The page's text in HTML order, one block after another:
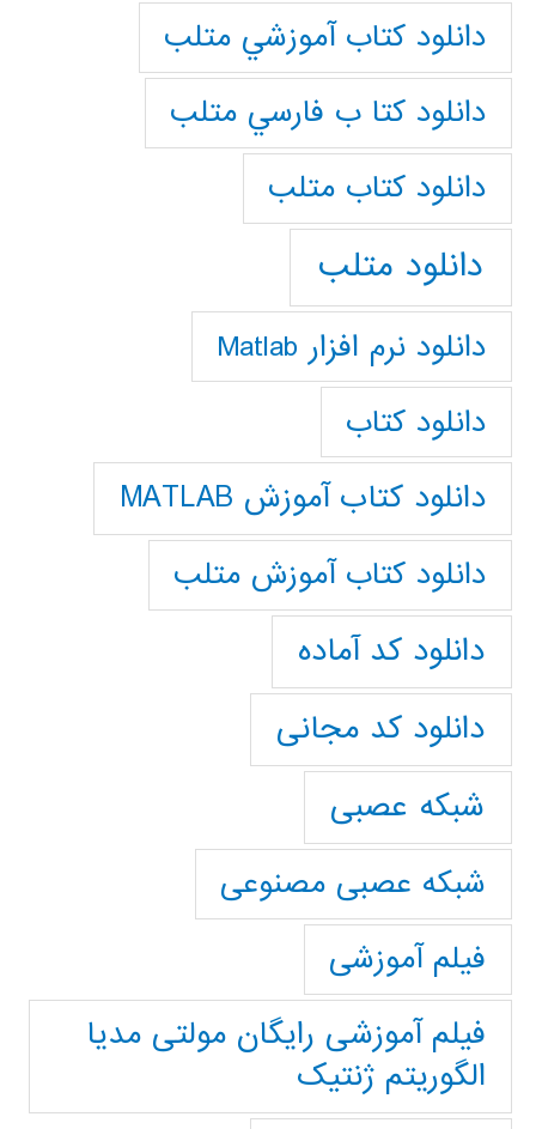
دانلود كتاب آموزشي متلب
دانلود كتا ب فارسي متلب
دانلود كتاب متلب
دانلود متلب
دانلود نرم افزار Matlab
دانلود کتاب
دانلود کتاب آموزش MATLAB
دانلود کتاب آموزش متلب
دانلود کد آماده
دانلود کد مجانی
شبکه عصبی
شبکه عصبی مصنوعی
فیلم آموزشی
فیلم آموزشی رایگان مولتی مدیا
الگوریتم ژنتیک